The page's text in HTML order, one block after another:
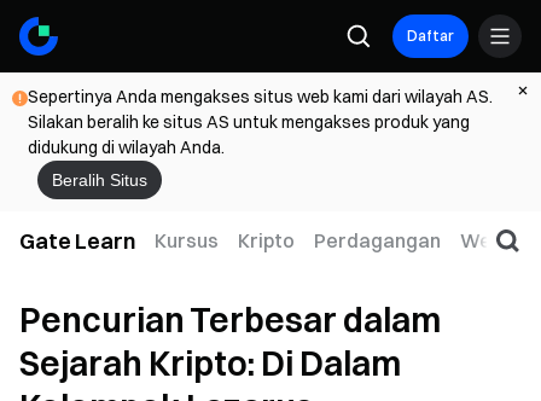
Daftar
Sepertinya Anda mengakses situs web kami dari wilayah AS.
Silakan beralih ke situs AS untuk mengakses produk yang
didukung di wilayah Anda.
Beralih Situs
Gate Learn Kursus Kripto Perdagangan Web3
Pencurian Terbesar dalam
Sejarah Kripto: Di Dalam